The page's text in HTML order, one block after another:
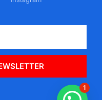
1